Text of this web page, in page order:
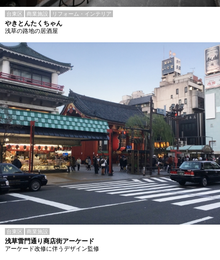
台東区 商業施設 リフォーム・インテリア
やきとんたくちゃん
浅草の路地の居酒屋
台東区 商業施設
浅草雷門通り商店街アーケード
アーケード改修に伴うデザイン監修